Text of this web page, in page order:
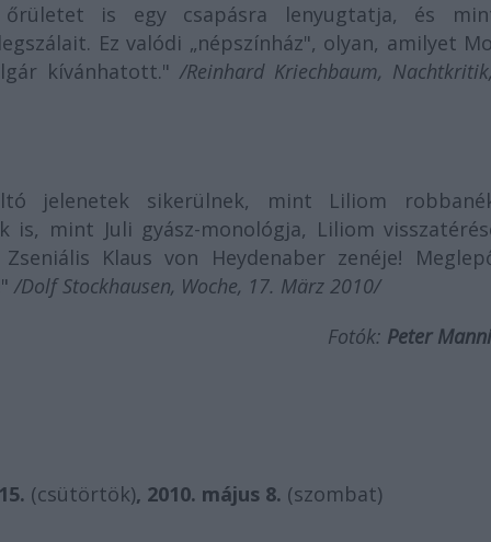
is egy csapásra lenyugtatja, és
Ez valódi „népszínház", olyan, amilyet
kívánhatott." /Reinhard Kriechbaum,
jelenetek sikerülnek, mint Liliom
is, mint Juli gyász-monológja, Liliom
Klaus von Heydenaber zenéje!
/Dolf Stockhausen, Woche, 17. März 2010/
Fotók: Peter
15. (csütörtök), 2010. május 8. (szombat)